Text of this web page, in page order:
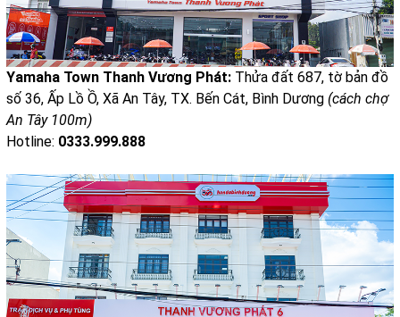
Yamaha Town Thanh Vương Phát: Thửa đất 687, tờ bản đồ
số 36, Ấp Lồ Ồ, Xã An Tây, TX. Bến Cát, Bình Dương (cách chợ
An Tây 100m)
Hotline: 0333.999.888